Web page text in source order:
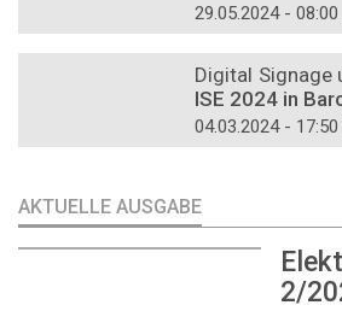
29.05.2024 - 08:00
Digital Signage
ISE 2024 in
04.03.2024 - 17:50
AKTUELLE AUSGABE
2/